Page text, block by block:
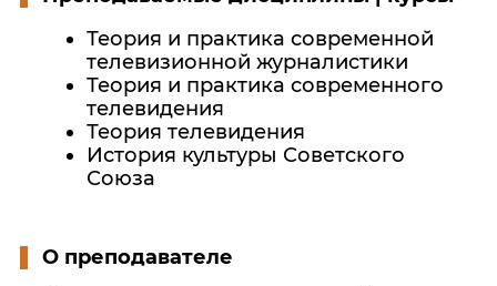
Теория и практика современной
телевизионной журналистики
Теория и практика современного
телевидения
Теория телевидения
История культуры Советского
Союза
О преподавателе